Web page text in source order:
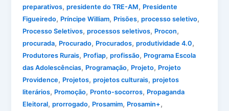
preparativos,presidente do TRE-AM, Presidente
Figueiredo, Príncipe William, Prisões,processo seletivo,
Processo Seletivos,processos seletivos, Procon,
procurada, Procurado, Procurados,produtividade 4.0,
Produtores Rurais, Profiap,profissão, Programa Escola
das Adolescências, Programação, Projeto, Projeto
Providence, Projetos,projetos culturais,projetos
literários, Promoção, Pronto-socorros, Propaganda
Eleitoral,prorrogado, Prosamim, Prosamin+,